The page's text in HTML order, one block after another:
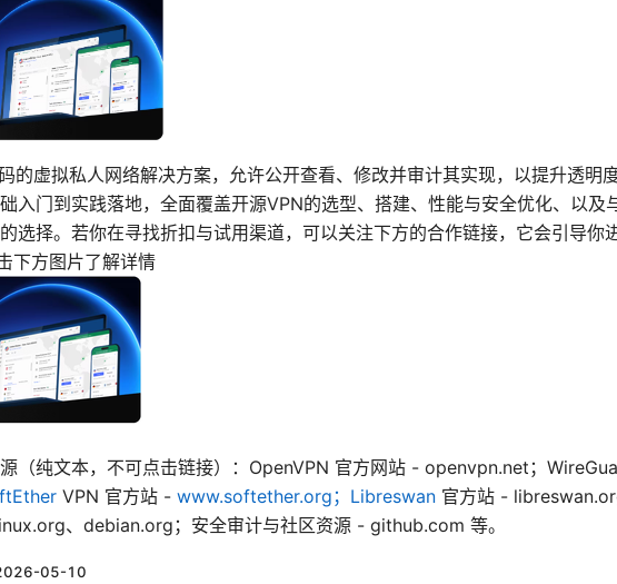
的虚拟私人网络解决方案，允许公开查看、修改并审计其实现，以提升透明度
入门到实践落地，全面覆盖开源VPN的选型、搭建、性能与安全优化、以及
选择。若你在寻找折扣与试用渠道，可以关注下方的合作链接，它会引导你
下方图片了解详情
（纯文本，不可点击链接）：OpenVPN 官方网站 - openvpn.net；
VPN 官方站 - www.softether.org；Libreswan 官方站 -
、debian.org；安全审计与社区资源 - github.com 等。
05-10